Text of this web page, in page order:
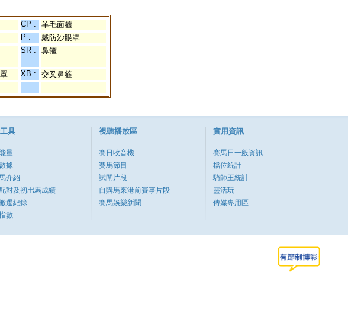
CP :
羊毛面箍
P :
戴防沙眼罩
SR : 鼻箍
XB :
交叉鼻箍
具
量
據
介紹
對及初岀馬成績
遷紀錄
數
視聽播放區
賽日收音機
賽馬節目
試閘片段
自購馬來港前賽事片段
賽馬娛樂新聞
實用資訊
賽馬日一般資訊
檔位統計
騎師王統計
靈活玩
傳媒專用區